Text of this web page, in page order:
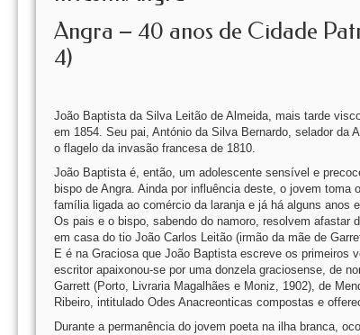
Angra – 40 anos de Cidade
4)
João Baptista da Silva Leitão de Almeida, mais tarde
em 1854. Seu pai, António da Silva Bernardo, selador da
o flagelo da invasão francesa de 1810.
João Baptista é, então, um adolescente sensível e
bispo de Angra. Ainda por influência deste, o jovem
família ligada ao comércio da laranja e já há alguns anos
Os pais e o bispo, sabendo do namoro, resolvem afastar
em casa do tio João Carlos Leitão (irmão da mãe de
E é na Graciosa que João Baptista escreve os primeiros
escritor apaixonou-se por uma donzela graciosense, de
Garrett (Porto, Livraria Magalhães e Moniz, 1902), de
Ribeiro, intitulado Odes Anacreonticas compostas e
Durante a permanência do jovem poeta na ilha branca,